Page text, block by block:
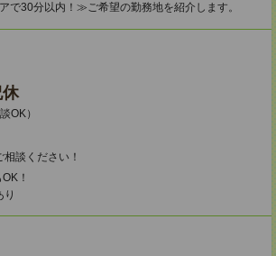
で30分以内！≫ご希望の勤務地を紹介します。
OK）
談ください！
！
り